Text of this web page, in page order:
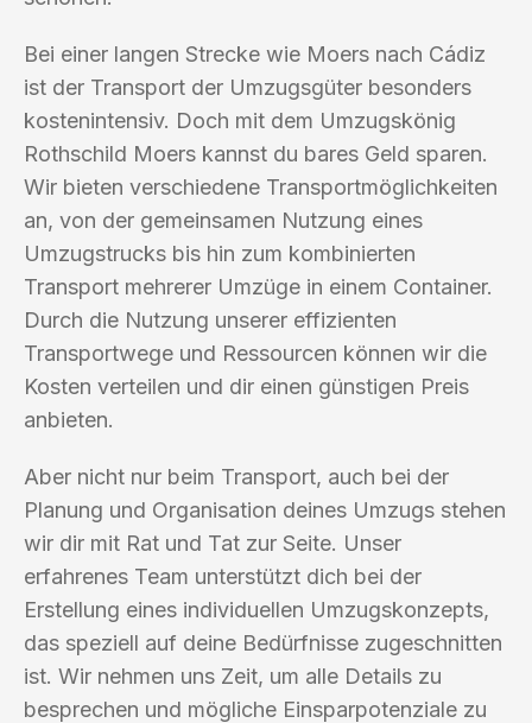
Bei einer langen Strecke wie Moers nach Cádiz
ist der Transport der Umzugsgüter besonders
kostenintensiv. Doch mit dem Umzugskönig
Rothschild Moers kannst du bares Geld sparen.
Wir bieten verschiedene Transportmöglichkeiten
an, von der gemeinsamen Nutzung eines
Umzugstrucks bis hin zum kombinierten
Transport mehrerer Umzüge in einem Container.
Durch die Nutzung unserer effizienten
Transportwege und Ressourcen können wir die
Kosten verteilen und dir einen günstigen Preis
anbieten.
Aber nicht nur beim Transport, auch bei der
Planung und Organisation deines Umzugs stehen
wir dir mit Rat und Tat zur Seite. Unser
erfahrenes Team unterstützt dich bei der
Erstellung eines individuellen Umzugskonzepts,
das speziell auf deine Bedürfnisse zugeschnitten
ist. Wir nehmen uns Zeit, um alle Details zu
besprechen und mögliche Einsparpotenziale zu